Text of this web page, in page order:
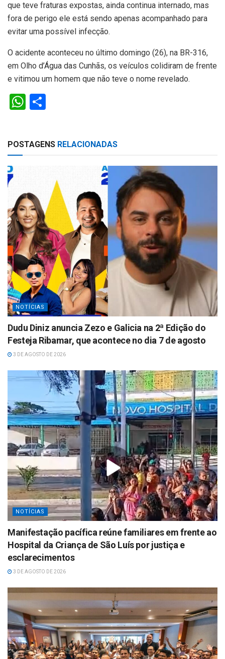
que teve fraturas expostas, ainda continua internado, mas
fora de perigo ele está sendo apenas acompanhado para
evitar uma possível infecção.
O acidente aconteceu no último domingo (26), na BR-316,
em Olho d’Água das Cunhãs, os veículos colidiram de frente
e vitimou um homem que não teve o nome revelado.
W
s
p
e
POSTAGENS RELACIONADAS
NOTÍCIAS
Dudu Diniz anuncia Zezo e Galicia na 2ª Edição do
Festeja Ribamar, que acontece no dia 7 de agosto
3 DE AGOSTO DE 2026
NOTÍCIAS
Manifestação pacífica reúne familiares em frente ao
Hospital da Criança de São Luís por justiça e
esclarecimentos
3 DE AGOSTO DE 2026